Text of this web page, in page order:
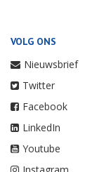
VOLG ONS
Nieuwsbrief
Twitter
Facebook
LinkedIn
Youtube